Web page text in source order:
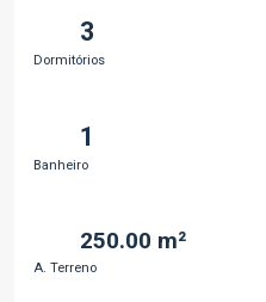
3
Dormitórios
1
Banheiro
250.00 m²
A. Terreno